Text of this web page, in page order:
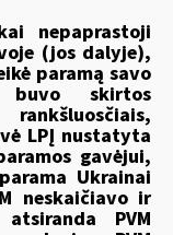
nepaprastoji
(jos dalyje),
paramą savo
buvo skirtos
LPĮ nustatyta
gavėjui,
Ukrainai
neskaičiavo ir
PVM